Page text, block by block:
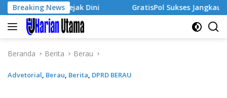
Langsung
ke
konten
Breaking News
Sejak Dini GratisPol Sukses Jangkau Puluhan
Beranda Berita Berau
Advetorial, Berau, Berita, DPRD BERAU